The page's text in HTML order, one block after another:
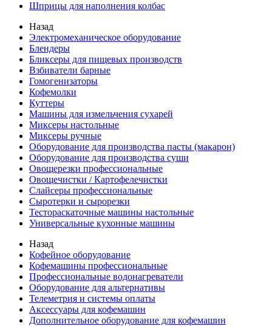
Шприцы для наполнения колбас
Назад
Электромеханическое оборудование
Блендеры
Бликсеры для пищевых производств
Взбиватели барные
Гомогенизаторы
Кофемолки
Куттеры
Машины для измельчения сухарей
Миксеры настольные
Миксеры ручные
Оборудование для производства пасты (макарон)
Оборудование для производства суши
Овощерезки профессиональные
Овощечистки / Картофелечистки
Слайсеры профессиональные
Сыротерки и сырорезки
Тестораскаточные машины настольные
Универсальные кухонные машины
Назад
Кофейное оборудование
Кофемашины профессиональные
Профессиональные водонагреватели
Оборудование для альтернативы
Телеметрия и системы оплаты
Аксессуары для кофемашин
Дополнительное оборудование для кофемашин